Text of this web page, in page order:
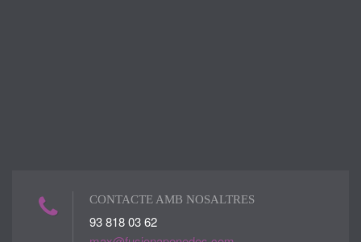
CONTACTE AMB NOSALTRES
93 818 03 62